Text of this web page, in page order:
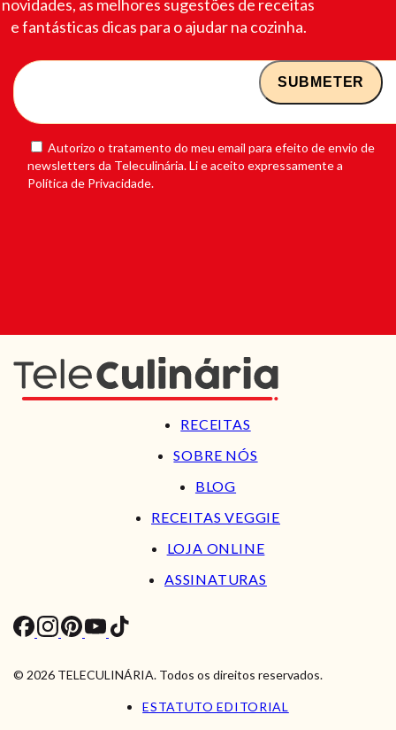
novidades, as melhores sugestões de receitas
e fantásticas dicas para o ajudar na cozinha.
Autorizo o tratamento do meu email para efeito de envio de
newsletters da Teleculinária. Li e aceito expressamente a
Política de Privacidade.
RECEITAS
SOBRE NÓS
BLOG
RECEITAS VEGGIE
LOJA ONLINE
ASSINATURAS
© 2026 TELECULINÁRIA. Todos os direitos reservados.
ESTATUTO EDITORIAL